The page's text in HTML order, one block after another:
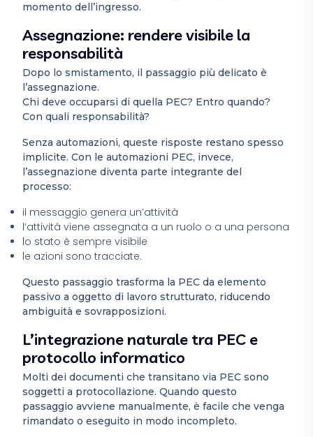
momento dell’ingresso.
Assegnazione: rendere visibile la
responsabilità
Dopo lo smistamento, il passaggio più delicato è
l’assegnazione.
Chi deve occuparsi di quella PEC? Entro quando?
Con quali responsabilità?
Senza automazioni, queste risposte restano spesso
implicite. Con le automazioni PEC, invece,
l’assegnazione diventa parte integrante del
processo:
il messaggio genera un’attività
l’attività viene assegnata a un ruolo o a una persona
lo stato è sempre visibile
le azioni sono tracciate.
Questo passaggio trasforma la PEC da elemento
passivo a oggetto di lavoro strutturato, riducendo
ambiguità e sovrapposizioni.
L’integrazione naturale tra PEC e
protocollo informatico
Molti dei documenti che transitano via PEC sono
soggetti a protocollazione. Quando questo
passaggio avviene manualmente, è facile che venga
rimandato o eseguito in modo incompleto.